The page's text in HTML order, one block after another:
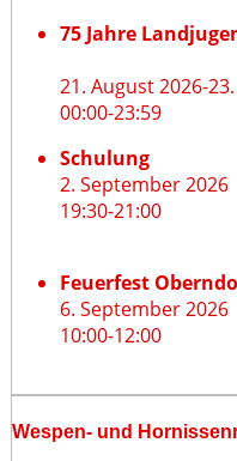
75 Jahre
21. August 2026-
00:00-23:59
Schulung
2. September 2026
19:30-21:00
Feuerfest
6. September 2026
10:00-12:00
Wespen- und